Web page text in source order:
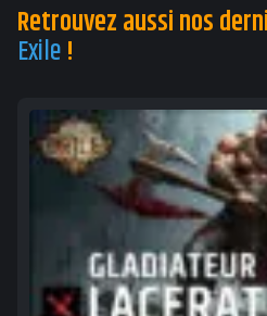
Retrouvez aussi nos
Exile!